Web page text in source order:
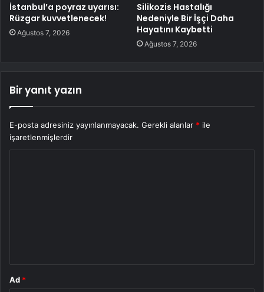
İstanbul’a poyraz uyarısı:
Rüzgar kuvvetlenecek!
Ağustos 7, 2026
Silikozis Hastalığı
Nedeniyle Bir İşçi Daha
Hayatını Kaybetti
Ağustos 7, 2026
Bir yanıt yazın
E-posta adresiniz yayınlanmayacak. Gerekli alanlar * ile
işaretlenmişlerdir
Ad *